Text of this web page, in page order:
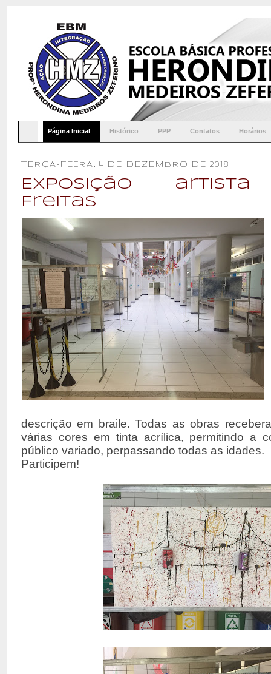
Página Inicial Histórico PPP Contatos Horários
TERÇA-FEIRA, 4 DE DEZEMBRO DE 2018
Exposição artista
Freitas
descrição em braile. Todas as obras
várias cores em tinta acrílica, permitindo a
público variado, perpassando todas as idades.
Participem!